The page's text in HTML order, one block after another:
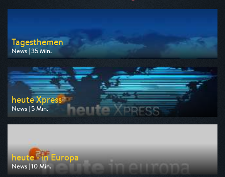
Tagesthemen
News | 35 Min.
Ausgestrahlt von ARD
am 06.08.2026, 22:15
heute Xpress
News | 5 Min.
Ausgestrahlt von ZDF
am 07.08.2026, 09:00
heute - in Europa
News | 10 Min.
Ausgestrahlt von ZDF